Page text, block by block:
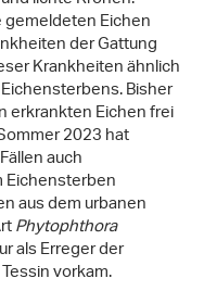
Eichen
der Gattung
Krankheiten ähnlich
Bisher
erkrankten Eichen frei
2023 hat
auch
aus dem urbanen
Phytophthora
als Erreger der
vorkam.